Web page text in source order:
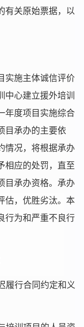
有关原始票据，以
实施主体诚信评价
中心建立援外培训
年度项目实施综合
目承办的主要依
情况，将根据承办
相应的处罚，直至
目承办资格。承办
估，优胜劣汰。本
行为和严重不良行
履行合同约定和义